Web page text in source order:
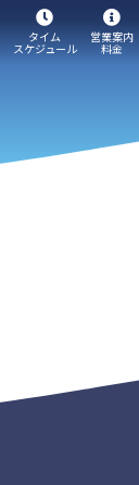
タイム
スケジュール
営業案内
料金